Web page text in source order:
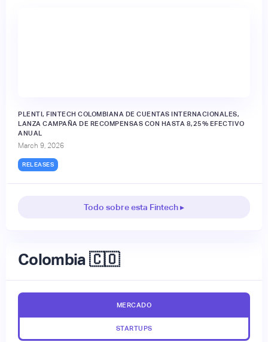
PLENTI, FINTECH COLOMBIANA DE CUENTAS INTERNACIONALES,
LANZA CAMPAÑA DE RECOMPENSAS CON HASTA 8,25% EFECTIVO
ANUAL
March 9, 2026
RELEASES
Todo sobre esta Fintech ▸
Colombia 🇨🇴
MERCADO
STARTUPS